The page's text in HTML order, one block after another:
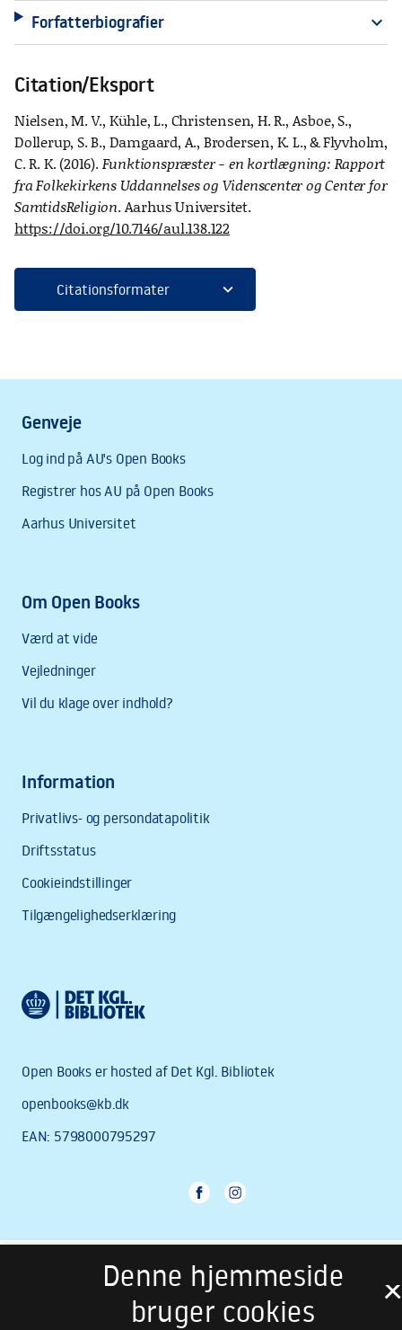
Forfatterbiografier expand_more
Citation/Eksport
Nielsen, M. V., Kühle, L., Christensen, H. R., Asboe, S.,
Dollerup, S. B., Damgaard, A., Brodersen, K. L., & Flyvholm,
C. R. K. (2016). Funktionspræster - en kortlægning: Rapport
fra Folkekirkens Uddannelses og Videnscenter og Center for
SamtidsReligion. Aarhus Universitet.
https://doi.org/10.7146/aul.138.122
Citationsformater expand_more
×
Denne hjemmeside
bruger cookies